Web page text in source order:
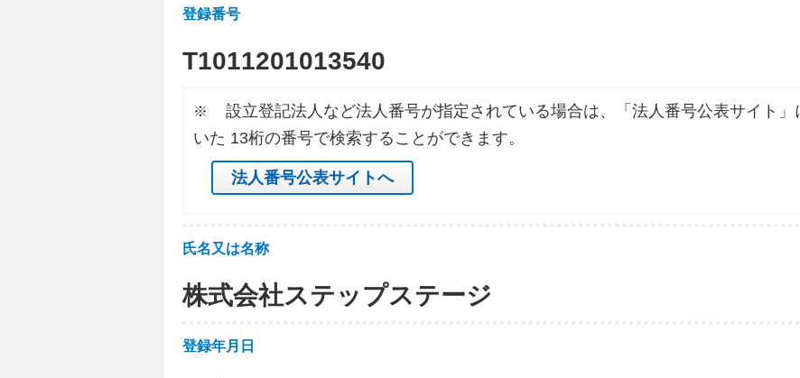
登録番号
T1011201013540
※
設立登記法人など法人番号が指定されている場合は、「法人番号公表サイト
いた 13桁の番号で検索することができます。
法人番号公表サイトへ
氏名又は名称
株式会社ステップステージ
登録年月日